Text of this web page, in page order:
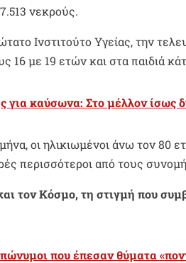
νεκρούς.
Ινστιτούτο Υγείας, την
16 με 19 ετών και στα παιδιά
για καύσωνα: Στο μέλλον ίσως
οι ηλικιωμένοι άνω τον 80
περισσότεροι από τους
τον Κόσμο, τη στιγμή που
που έπεσαν θύματα